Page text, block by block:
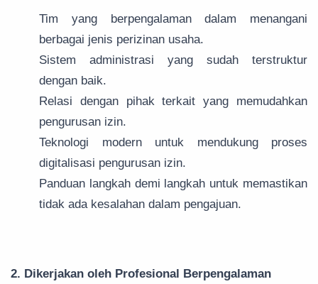
Tim yang berpengalaman dalam menangani
berbagai jenis perizinan usaha.
Sistem administrasi yang sudah terstruktur
dengan baik.
Relasi dengan pihak terkait yang memudahkan
pengurusan izin.
Teknologi modern untuk mendukung proses
digitalisasi pengurusan izin.
Panduan langkah demi langkah untuk memastikan
tidak ada kesalahan dalam pengajuan.
2. Dikerjakan oleh Profesional Berpengalaman